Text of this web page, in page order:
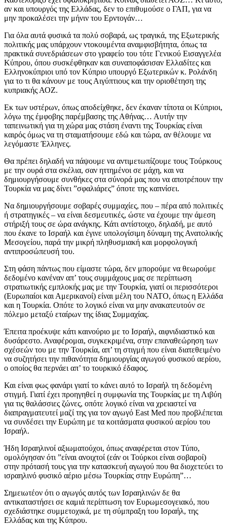
αν και υπουργός της Ελλάδας, δεν το επιθυμούσε ο ΓΑΠ, για να
μην προκαλέσει την μήνιν του Ερντογάν…
Για όλα αυτά φυσικά τα πολύ σοβαρά, ως τραγικά, της Εξωτερικής
πολιτικής μας υπάρχουν ντοκουμέντα αναμφισβήτητα, όπως τα
πρακτικά συνεδριάσεων στο γραφείο του τότε Γενικού Εισαγγελέα
Κύπρου, όπου συσκέφθηκαν και συναποφάσισαν Ελλαδίτες και
Ελληνοκύπριοι υπό τον Κύπριο υπουργό Εξωτερικών κ. Ρολάνδη
για το τι θα κάνουν με τους Αιγύπτιους και την οριοθέτηση της
κυπριακής ΑΟΖ.
Εκ των υστέρων, όπως αποδείχθηκε, δεν έκαναν τίποτα οι Κύπριοι,
λόγω της έμφοβης παρέμβασης της Αθήνας… Αυτήν την
ταπεινωτική για τη χώρα μας στάση έναντι της Τουρκίας είναι
καιρός όμως να τη σταματήσουμε εδώ και τώρα, αν θέλουμε να
λεγόμαστε Έλληνες.
Θα πρέπει δηλαδή να πάψουμε να αντιμετωπίζουμε τους Τούρκους
με την ουρά στα σκέλια, σαν ηττημένοι σε μάχη, και να
δημιουργήσουμε συνθήκες στα σύνορά μας που να αποτρέπουν την
Τουρκία να μας δίνει ”σφαλιάρες” όποτε της καπνίσει.
Να δημιουργήσουμε σοβαρές συμμαχίες, που – πέρα από πολιτικές
ή στρατηγικές – να είναι δεσμευτικές, ώστε να έχουμε την άμεση
στήριξή τους σε ώρα ανάγκης. Κάτι αντίστοιχο, δηλαδή, με αυτό
που έκανε το Ισραήλ και έγινε υπολογίσιμη δύναμη της Ανατολικής
Μεσογείου, παρά την μικρή πληθυσμιακή και μορφολογική
αντιπροσώπευσή του.
Στη φάση πάντως που είμαστε τώρα, δεν μπορούμε να θεωρούμε
δεδομένο κανέναν απ’ τους συμμάχους μας σε περίπτωση
στρατιωτικής εμπλοκής μας με την Τουρκία, γιατί οι περισσότεροι
(Ευρωπαίοι και Αμερικανοί) είναι μέλη του ΝΑΤΟ, όπως η Ελλάδα
και η Τουρκία. Οπότε το λογικό είναι να μην ανακατευτούν σε
πόλεμο μεταξύ εταίρων της ίδιας Συμμαχίας.
Έπειτα προέκυψε κάτι καινούριο με το Ισραήλ, αιφνιδιαστικό και
δυσάρεστο. Αναφέρομαι, συγκεκριμένα, στην επαναθεώρηση των
σχέσεών του με την Τουρκία, απ’ τη στιγμή που είναι διατεθειμένο
να συζητήσει την πιθανότητα δημιουργίας αγωγού φυσικού αερίου,
ο οποίος θα περνάει απ’ το τουρκικό έδαφος.
Και είναι φως φανάρι γιατί το κάνει αυτό το Ισραήλ τη δεδομένη
στιγμή. Γιατί έχει προηγηθεί η συμφωνία της Τουρκίας με τη Λιβύη
για τις θαλάσσιες ζώνες, οπότε λογικό είναι να χρειαστεί να
διαπραγματευτεί μαζί της για τον αγωγό East Med που προβλέπεται
να συνδέσει την Ευρώπη με τα κοιτάσματα φυσικού αερίου του
Ισραήλ.
Ήδη Ισραηλινοί αξιωματούχοι, όπως αναφέρεται στον Τύπο,
ομολόγησαν ότι ”είναι ανοιχτοί (εάν οι Τούρκοι είναι σοβαροί)
στην πρότασή τους για την κατασκευή αγωγού που θα διοχετεύει το
ισραηλινό φυσικό αέριο μέσω Τουρκίας στην Ευρώπη”…
Σημειωτέον ότι ο αγωγός αυτός των Ισραηλινών δε θα
αντικαταστήσει σε καμιά περίπτωση τον Ευρωμεσογειακό, που
σχεδιάστηκε συμμετοχικά, με τη σύμπραξη του Ισραήλ, της
Ελλάδας και της Κύπρου.